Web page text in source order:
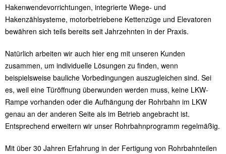
Hakenwendevorrichtungen, integrierte Wiege- und
Hakenzählsysteme, motorbetriebene Kettenzüge und Elevatoren
bewähren sich teils bereits seit Jahrzehnten in der Praxis.
Natürlich arbeiten wir auch hier eng mit unseren Kunden
zusammen, um individuelle Lösungen zu finden, wenn
beispielsweise bauliche Vorbedingungen auszugleichen sind. Sei
es, weil eine Türöffnung überwunden werden muss, keine LKW-
Rampe vorhanden oder die Aufhängung der Rohrbahn im LKW
genau an der anderen Seite als im Betrieb angebracht ist.
Entsprechend erweitern wir unser Rohrbahnprogramm regelmäßig.
Mit über 30 Jahren Erfahrung in der Fertigung von Rohrbahnteilen